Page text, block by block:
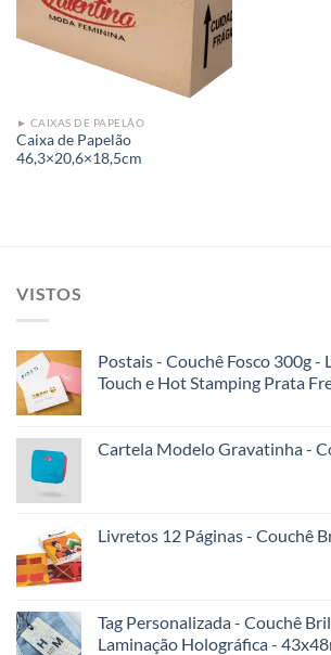
► CAIXAS DE PAPELÃO
Caixa de Papelão
46,3×20,6×18,5cm
VISTOS
Postais - Couchê Fosco 300g -
Touch e Hot Stamping Prata
Cartela Modelo Gravatinha -
Livretos 12 Páginas - Couchê
Tag Personalizada - Couchê
Laminação Holográfica -